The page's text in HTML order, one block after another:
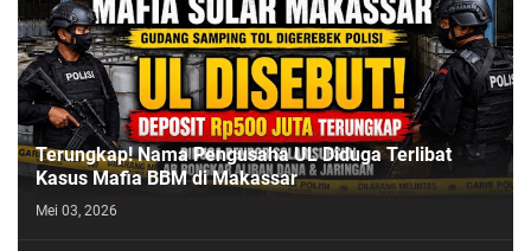
Terungkap! Nama Pengusaha UL Diduga Terlibat
Kasus Mafia BBM di Makassar
Mei 03, 2026